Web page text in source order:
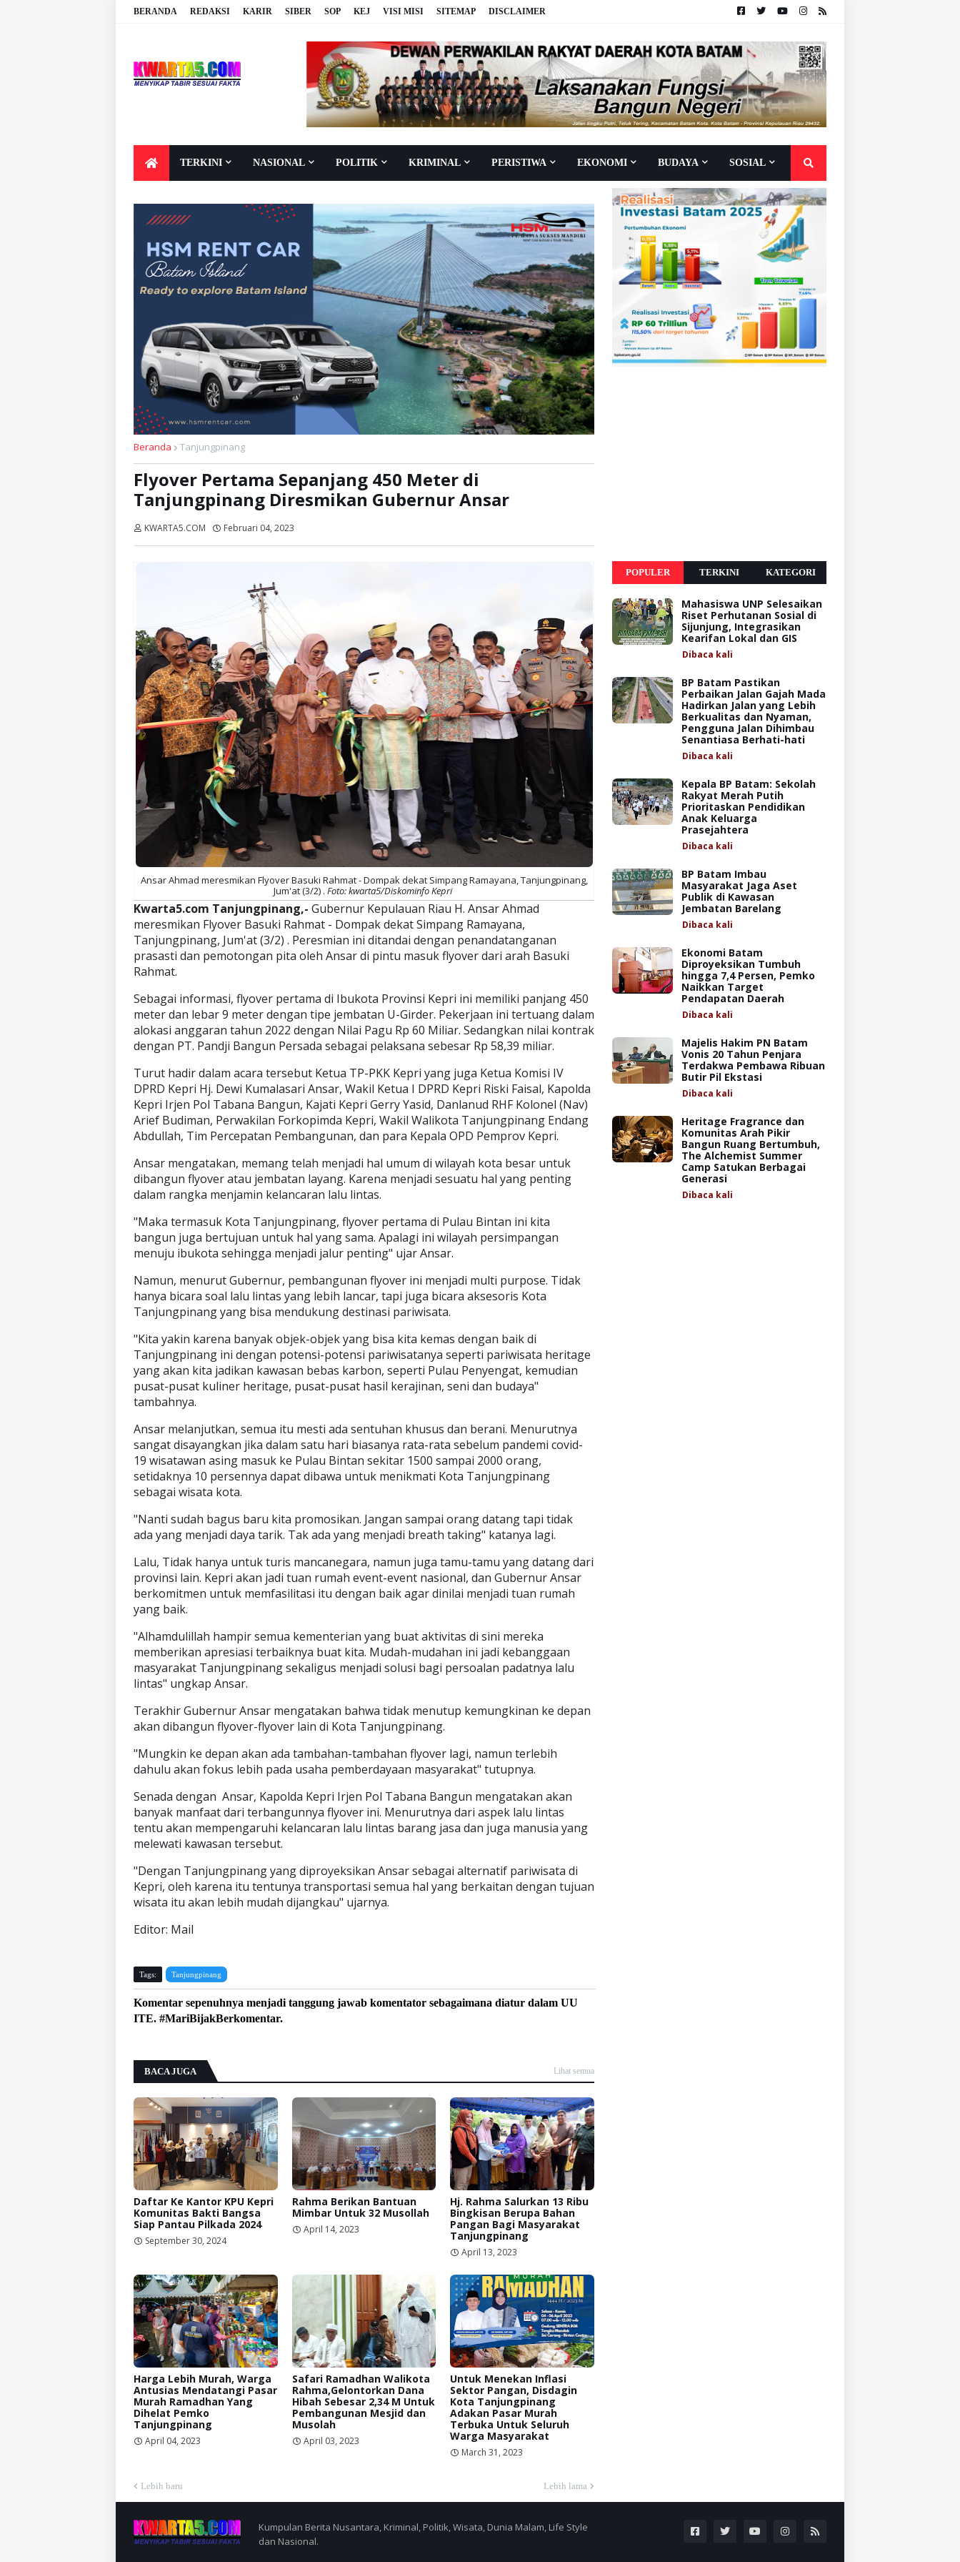
BERANDA REDAKSI KARIR SIBER SOP KEJ VISI MISI SITEMAP DISCLAIMER
TERKINI NASIONAL POLITIK KRIMINAL PERISTIWA EKONOMI BUDAYA SOSIAL
Beranda Tanjungpinang
Flyover Pertama Sepanjang 450 Meter di
Tanjungpinang Diresmikan Gubernur Ansar
KWARTA5.COM Februari 04, 2023
Ansar Ahmad meresmikan Flyover Basuki Rahmat - Dompak dekat Simpang Ramayana, Tanjungpinang,
Jum'at (3/2) . Foto: kwarta5/Diskominfo Kepri
Kwarta5.com Tanjungpinang,- Gubernur Kepulauan Riau H. Ansar Ahmad
meresmikan Flyover Basuki Rahmat - Dompak dekat Simpang Ramayana,
Tanjungpinang, Jum'at (3/2) . Peresmian ini ditandai dengan penandatanganan
prasasti dan pemotongan pita oleh Ansar di pintu masuk flyover dari arah Basuki
Rahmat.
Sebagai informasi, flyover pertama di Ibukota Provinsi Kepri ini memiliki panjang 450
meter dan lebar 9 meter dengan tipe jembatan U-Girder. Pekerjaan ini tertuang dalam
alokasi anggaran tahun 2022 dengan Nilai Pagu Rp 60 Miliar. Sedangkan nilai kontrak
dengan PT. Pandji Bangun Persada sebagai pelaksana sebesar Rp 58,39 miliar.
Turut hadir dalam acara tersebut Ketua TP-PKK Kepri yang juga Ketua Komisi IV
DPRD Kepri Hj. Dewi Kumalasari Ansar, Wakil Ketua I DPRD Kepri Riski Faisal, Kapolda
Kepri Irjen Pol Tabana Bangun, Kajati Kepri Gerry Yasid, Danlanud RHF Kolonel (Nav)
Arief Budiman, Perwakilan Forkopimda Kepri, Wakil Walikota Tanjungpinang Endang
Abdullah, Tim Percepatan Pembangunan, dan para Kepala OPD Pemprov Kepri.
Ansar mengatakan, memang telah menjadi hal umum di wilayah kota besar untuk
dibangun flyover atau jembatan layang. Karena menjadi sesuatu hal yang penting
dalam rangka menjamin kelancaran lalu lintas.
"Maka termasuk Kota Tanjungpinang, flyover pertama di Pulau Bintan ini kita
bangun juga bertujuan untuk hal yang sama. Apalagi ini wilayah persimpangan
menuju ibukota sehingga menjadi jalur penting" ujar Ansar.
Namun, menurut Gubernur, pembangunan flyover ini menjadi multi purpose. Tidak
hanya bicara soal lalu lintas yang lebih lancar, tapi juga bicara aksesoris Kota
Tanjungpinang yang bisa mendukung destinasi pariwisata.
"Kita yakin karena banyak objek-objek yang bisa kita kemas dengan baik di
Tanjungpinang ini dengan potensi-potensi pariwisatanya seperti pariwisata heritage
yang akan kita jadikan kawasan bebas karbon, seperti Pulau Penyengat, kemudian
pusat-pusat kuliner heritage, pusat-pusat hasil kerajinan, seni dan budaya"
tambahnya.
Ansar melanjutkan, semua itu mesti ada sentuhan khusus dan berani. Menurutnya
sangat disayangkan jika dalam satu hari biasanya rata-rata sebelum pandemi covid-
19 wisatawan asing masuk ke Pulau Bintan sekitar 1500 sampai 2000 orang,
setidaknya 10 persennya dapat dibawa untuk menikmati Kota Tanjungpinang
sebagai wisata kota.
"Nanti sudah bagus baru kita promosikan. Jangan sampai orang datang tapi tidak
ada yang menjadi daya tarik. Tak ada yang menjadi breath taking" katanya lagi.
Lalu, Tidak hanya untuk turis mancanegara, namun juga tamu-tamu yang datang dari
provinsi lain. Kepri akan jadi tuan rumah event-event nasional, dan Gubernur Ansar
berkomitmen untuk memfasilitasi itu dengan baik agar dinilai menjadi tuan rumah
yang baik.
"Alhamdulillah hampir semua kementerian yang buat aktivitas di sini mereka
memberikan apresiasi terbaiknya buat kita. Mudah-mudahan ini jadi kebanggaan
masyarakat Tanjungpinang sekaligus menjadi solusi bagi persoalan padatnya lalu
lintas" ungkap Ansar.
Terakhir Gubernur Ansar mengatakan bahwa tidak menutup kemungkinan ke depan
akan dibangun flyover-flyover lain di Kota Tanjungpinang.
"Mungkin ke depan akan ada tambahan-tambahan flyover lagi, namun terlebih
dahulu akan fokus lebih pada usaha pemberdayaan masyarakat" tutupnya.
Senada dengan Ansar, Kapolda Kepri Irjen Pol Tabana Bangun mengatakan akan
banyak manfaat dari terbangunnya flyover ini. Menurutnya dari aspek lalu lintas
tentu akan mempengaruhi kelancaran lalu lintas barang jasa dan juga manusia yang
melewati kawasan tersebut.
"Dengan Tanjungpinang yang diproyeksikan Ansar sebagai alternatif pariwisata di
Kepri, oleh karena itu tentunya transportasi semua hal yang berkaitan dengan tujuan
wisata itu akan lebih mudah dijangkau" ujarnya.
Editor: Mail
Tags: Tanjungpinang
Komentar sepenuhnya menjadi tanggung jawab komentator sebagaimana diatur dalam UU
ITE. #MariBijakBerkomentar.
BACA JUGA Lihat semua
Daftar Ke Kantor KPU Kepri
Komunitas Bakti Bangsa
Siap Pantau Pilkada 2024
September 30, 2024
Rahma Berikan Bantuan
Mimbar Untuk 32 Musollah
April 14, 2023
Hj. Rahma Salurkan 13 Ribu
Bingkisan Berupa Bahan
Pangan Bagi Masyarakat
Tanjungpinang
April 13, 2023
Harga Lebih Murah, Warga
Antusias Mendatangi Pasar
Murah Ramadhan Yang
Dihelat Pemko
Tanjungpinang
April 04, 2023
Safari Ramadhan Walikota
Rahma,Gelontorkan Dana
Hibah Sebesar 2,34 M Untuk
Pembangunan Mesjid dan
Musolah
April 03, 2023
Untuk Menekan Inflasi
Sektor Pangan, Disdagin
Kota Tanjungpinang
Adakan Pasar Murah
Terbuka Untuk Seluruh
Warga Masyarakat
March 31, 2023
Lebih baru Lebih lama
POPULER TERKINI KATEGORI
Mahasiswa UNP Selesaikan
Riset Perhutanan Sosial di
Sijunjung, Integrasikan
Kearifan Lokal dan GIS
Dibaca kali
BP Batam Pastikan
Perbaikan Jalan Gajah Mada
Hadirkan Jalan yang Lebih
Berkualitas dan Nyaman,
Pengguna Jalan Dihimbau
Senantiasa Berhati-hati
Dibaca kali
Kepala BP Batam: Sekolah
Rakyat Merah Putih
Prioritaskan Pendidikan
Anak Keluarga
Prasejahtera
Dibaca kali
BP Batam Imbau
Masyarakat Jaga Aset
Publik di Kawasan
Jembatan Barelang
Dibaca kali
Ekonomi Batam
Diproyeksikan Tumbuh
hingga 7,4 Persen, Pemko
Naikkan Target
Pendapatan Daerah
Dibaca kali
Majelis Hakim PN Batam
Vonis 20 Tahun Penjara
Terdakwa Pembawa Ribuan
Butir Pil Ekstasi
Dibaca kali
Heritage Fragrance dan
Komunitas Arah Pikir
Bangun Ruang Bertumbuh,
The Alchemist Summer
Camp Satukan Berbagai
Generasi
Dibaca kali
Kumpulan Berita Nusantara, Kriminal, Politik, Wisata, Dunia Malam, Life Style
dan Nasional.